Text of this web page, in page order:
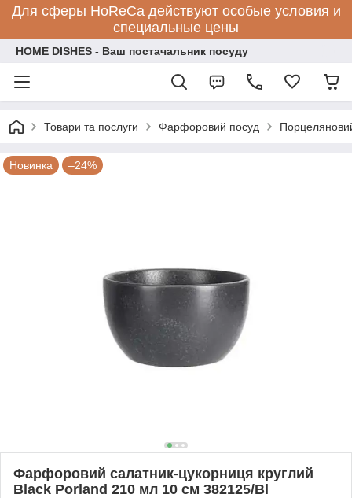
Для сферы HoReCa действуют особые условия и
специальные цены
HOME DISHES - Ваш постачальник посуду
Товари та послуги Фарфоровий посуд
Новинка –24%
Фарфоровий салатник-цукорниця круглий
Black Porland 210 мл 10 см 382125/Bl